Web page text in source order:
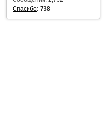
Спасибо: 738